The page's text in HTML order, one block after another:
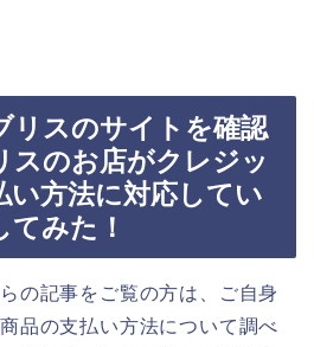
リスのサイトを確認
スのお店がクレジッ
い方法に対応してい
みた！
の記事をご覧の方は、ご自身
品の支払い方法について調べ